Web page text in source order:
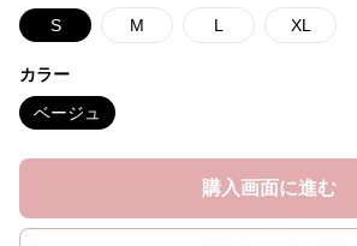
S M L XL
カラー
ベージュ
購入画面に進む